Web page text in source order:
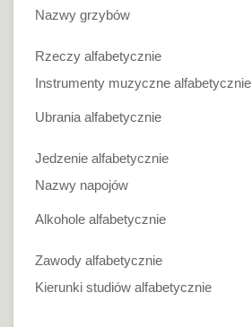
Nazwy grzybów
Rzeczy alfabetycznie
Instrumenty muzyczne alfabetycznie
Ubrania alfabetycznie
Jedzenie alfabetycznie
Nazwy napojów
Alkohole alfabetycznie
Zawody alfabetycznie
Kierunki studiów alfabetycznie